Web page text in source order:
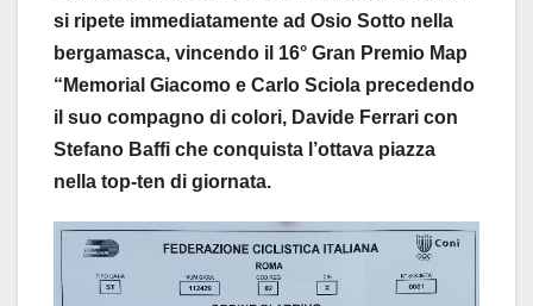
si ripete immediatamente ad Osio Sotto nella
bergamasca, vincendo il 16° Gran Premio Map
“Memorial Giacomo e Carlo Sciola precedendo
il suo compagno di colori, Davide Ferrari con
Stefano Baffi che conquista l’ottava piazza
nella top-ten di giornata.